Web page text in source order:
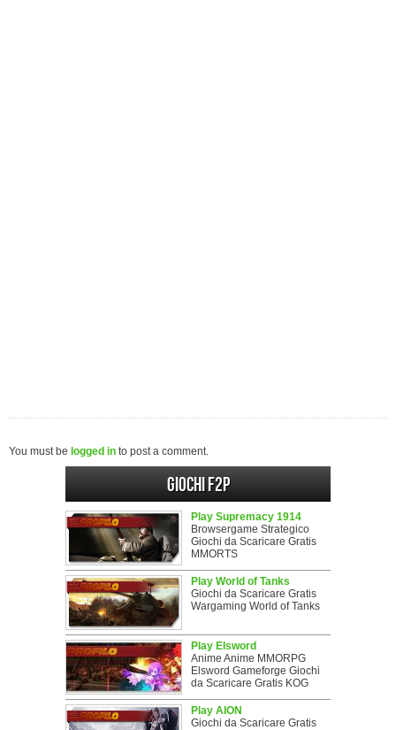
You must be logged in to post a comment.
Giochi F2P
Play Supremacy 1914
Browsergame Strategico
Giochi da Scaricare Gratis
MMORTS
Play World of Tanks
Giochi da Scaricare Gratis
Wargaming World of Tanks
Play Elsword
Anime Anime MMORPG
Elsword Gameforge Giochi
da Scaricare Gratis KOG
Play AION
Giochi da Scaricare Gratis